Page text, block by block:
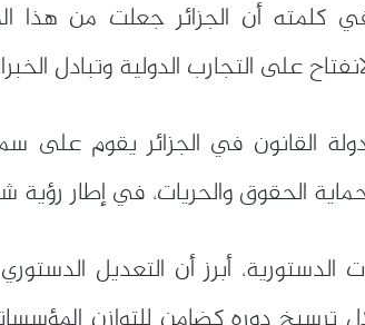
كلمته أن الجزائر جعلت من
على التجارب الدولية وتبادل
القانون في الجزائر يقوم على
الحقوق والحريات، في إطار رؤية